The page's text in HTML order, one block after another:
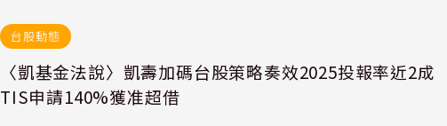
台股動態
〈凱基金法說〉凱壽加碼台股策略奏效2025投報率近2成
TIS申請140%獲准超借